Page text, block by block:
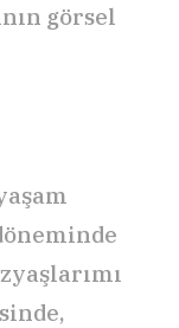
görsel